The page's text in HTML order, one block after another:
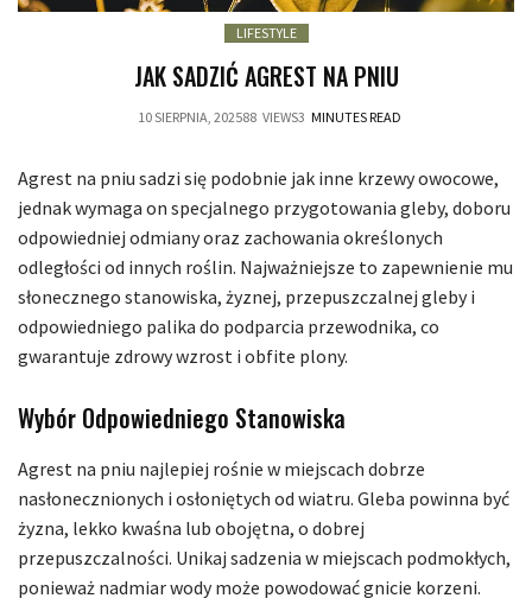
LIFESTYLE
JAK SADZIĆ AGREST NA PNIU
10 SIERPNIA, 202588 VIEWS3 MINUTES READ
Agrest na pniu sadzi się podobnie jak inne krzewy owocowe,
jednak wymaga on specjalnego przygotowania gleby, doboru
odpowiedniej odmiany oraz zachowania określonych
odległości od innych roślin. Najważniejsze to zapewnienie mu
słonecznego stanowiska, żyznej, przepuszczalnej gleby i
odpowiedniego palika do podparcia przewodnika, co
gwarantuje zdrowy wzrost i obfite plony.
Wybór Odpowiedniego Stanowiska
Agrest na pniu najlepiej rośnie w miejscach dobrze
nasłonecznionych i osłoniętych od wiatru. Gleba powinna być
żyzna, lekko kwaśna lub obojętna, o dobrej
przepuszczalności. Unikaj sadzenia w miejscach podmokłych,
ponieważ nadmiar wody może powodować gnicie korzeni.